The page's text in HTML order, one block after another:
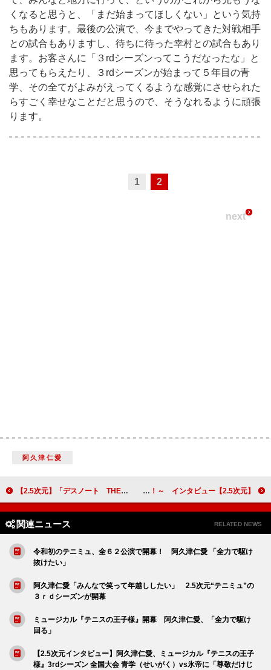
くなると思うと、「まだ始まってほしくない」という気持
ちもあります。最後の公演で、今までやってきた対戦相手
との試合もありますし、待ちに待った幸村との試合もあり
ます。お客さんに「３rdシーズンってこうだなったな」と
思ってもらえたり、３rdシーズンが始まって５年目の青
学、その全てがよみがえってくるような感覚にさせられた
らすごく幸せなことだと思うので、そうなれるように頑張
ります。
1 2
next
阿久津仁愛
【2.5次元】「デスノート THE MUSICAL」高橋颯インタビュー、初ミュージカルに向けた思い「意地でも食らいついてやる」 【2.5次元】松岡充「華やかで優しくて男らしいステージをお届けしたい」 舞台「私のホストちゃん THE LAST LIVE」～最後まで愛をナメんなよ！～ インタビュー
関連ニュース RELATED NEWS
令和初のテニミュ、全６２公演で開幕！ 阿久津仁愛 「全力で駆け
抜けたい」
阿久津仁愛「みんなで笑って年越ししたい」 2.5次元“テニミュ”の
３ｒｄシーズンが開幕
ミュージカル『テニスの王子様』開幕 阿久津仁愛、「全力で駆け
回る」
【2.5次元インタビュー】阿久津仁愛、ミュージカル『テニスの王子
様』3rdシーズン 全国大会 青学（せいがく）vs氷帝に「尊敬だけじ